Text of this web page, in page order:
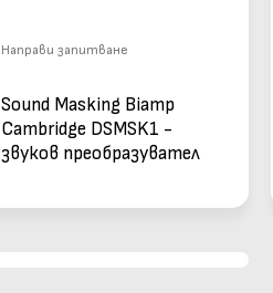
Направи запитване
Sound Masking Biamp
Cambridge DSMSK1 -
звуков преобразувател